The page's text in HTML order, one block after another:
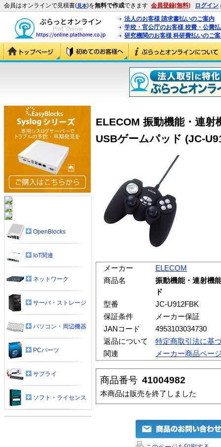
会員はオンラインで見積書(見本)を無料で作成できます 会員登録(無料) ログイン
法人のお客様 請求書払いのご案内
学校・官公庁のお客様 校費・公費
研究機関のお客様 科研費払いのご
ELECOM 振動機能・連
USBゲームパッド (JC-
メーカー
ELECOM
商品名
振動機能・連射機
ド
型番
JC-U912FBK
保証条件
メーカー保証
JANコード
4953103034730
返品について
特定商取引法に基
関連
メーカー商品ペー
商品番号 41004982
本商品は販売を終了しました
OpenBlocks
IoT関連
ネットワーク
サーバ・ストレージ
パソコン・周辺機器
PCパーツ
サプライ
ソフト・ライセンス